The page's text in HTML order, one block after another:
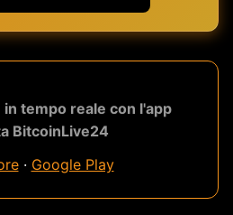
in tempo reale con l'app
BitcoinLive24
· Google Play